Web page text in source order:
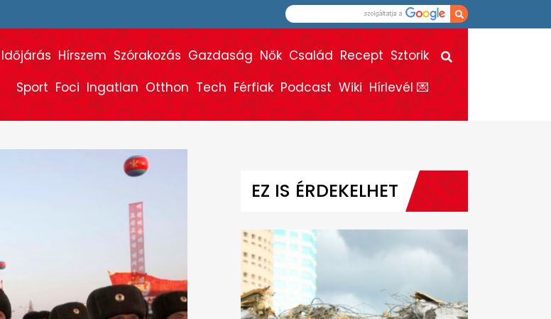
Időjárás Hírszem Szórakozás Gazdaság Nők Család Recept Sztorik
Sport Foci Ingatlan Otthon Tech Férfiak Podcast Wiki Hírlevél 💌
EZ IS ÉRDEKELHET